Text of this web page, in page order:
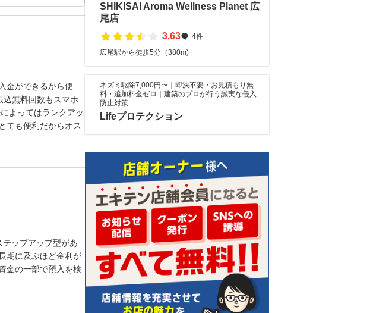
金ができるから便
込無料回数もスマホ
よってはランクアッ
ても便利だからオス
ップアップ型があ
期に及ぶほど金利が
金の一部で預入を検
SHIKISAI Aroma Wellness Planet 広
尾店
3.63
4件
広尾駅から徒歩5分（380m)
ネズミ駆除7,000円〜｜即決不要・お見積もり無
料・追加料金ゼロ｜建築のプロが行う誠実な侵入
防止対策
Lifeプロテクション